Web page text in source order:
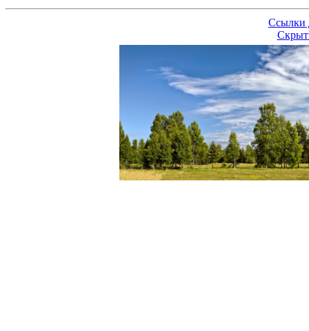
Ссылки